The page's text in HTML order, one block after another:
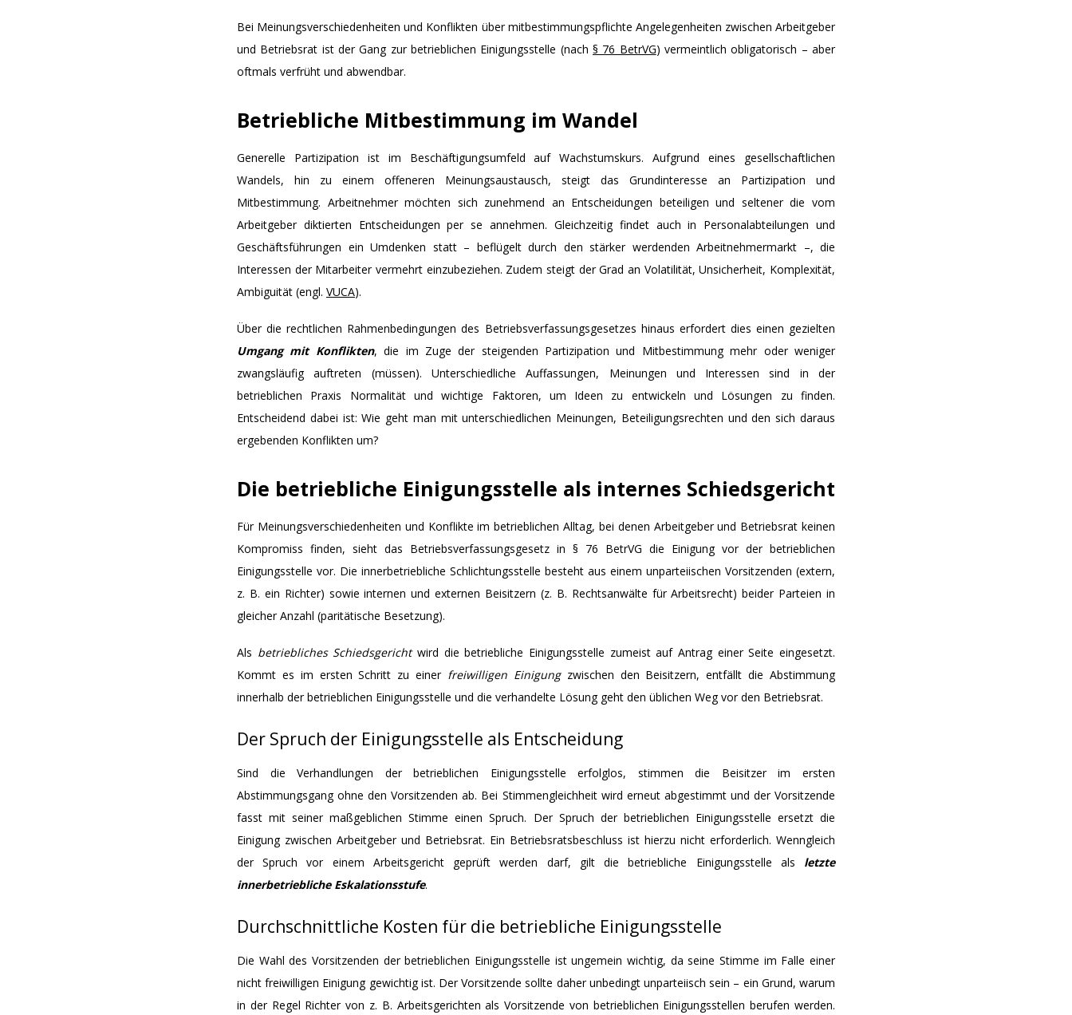
Bei Meinungsverschiedenheiten und Konflikten über mitbestimmungspflichte Angelegenheiten zwischen Arbeitgeber
und Betriebsrat ist der Gang zur betrieblichen Einigungsstelle (nach § 76 BetrVG) vermeintlich obligatorisch – aber
oftmals verfrüht und abwendbar.
Betriebliche Mitbestimmung im Wandel
Generelle Partizipation ist im Beschäftigungsumfeld auf Wachstumskurs. Aufgrund eines gesellschaftlichen
Wandels, hin zu einem offeneren Meinungsaustausch, steigt das Grundinteresse an Partizipation und
Mitbestimmung. Arbeitnehmer möchten sich zunehmend an Entscheidungen beteiligen und seltener die vom
Arbeitgeber diktierten Entscheidungen per se annehmen. Gleichzeitig findet auch in Personalabteilungen und
Geschäftsführungen ein Umdenken statt – beflügelt durch den stärker werdenden Arbeitnehmermarkt –, die
Interessen der Mitarbeiter vermehrt einzubeziehen. Zudem steigt der Grad an Volatilität, Unsicherheit, Komplexität,
Ambiguität (engl. VUCA).
Über die rechtlichen Rahmenbedingungen des Betriebsverfassungsgesetzes hinaus erfordert dies einen gezielten
Umgang mit Konflikten, die im Zuge der steigenden Partizipation und Mitbestimmung mehr oder weniger
zwangsläufig auftreten (müssen). Unterschiedliche Auffassungen, Meinungen und Interessen sind in der
betrieblichen Praxis Normalität und wichtige Faktoren, um Ideen zu entwickeln und Lösungen zu finden.
Entscheidend dabei ist: Wie geht man mit unterschiedlichen Meinungen, Beteiligungsrechten und den sich daraus
ergebenden Konflikten um?
Die betriebliche Einigungsstelle als internes Schiedsgericht
Für Meinungsverschiedenheiten und Konflikte im betrieblichen Alltag, bei denen Arbeitgeber und Betriebsrat keinen
Kompromiss finden, sieht das Betriebsverfassungsgesetz in § 76 BetrVG die Einigung vor der betrieblichen
Einigungsstelle vor. Die innerbetriebliche Schlichtungsstelle besteht aus einem unparteiischen Vorsitzenden (extern,
z. B. ein Richter) sowie internen und externen Beisitzern (z. B. Rechtsanwälte für Arbeitsrecht) beider Parteien in
gleicher Anzahl (paritätische Besetzung).
Als betriebliches Schiedsgerichtwird die betriebliche Einigungsstelle zumeist auf Antrag einer Seite eingesetzt.
Kommt es im ersten Schritt zu einer freiwilligen Einigung zwischen den Beisitzern, entfällt die Abstimmung
innerhalb der betrieblichen Einigungsstelle und die verhandelte Lösung geht den üblichen Weg vor den Betriebsrat.
Der Spruch der Einigungsstelle als Entscheidung
Sind die Verhandlungen der betrieblichen Einigungsstelle erfolglos, stimmen die Beisitzer im ersten
Abstimmungsgang ohne den Vorsitzenden ab. Bei Stimmengleichheit wird erneut abgestimmt und der Vorsitzende
fasst mit seiner maßgeblichen Stimme einen Spruch. Der Spruch der betrieblichen Einigungsstelle ersetzt die
Einigung zwischen Arbeitgeber und Betriebsrat. Ein Betriebsratsbeschluss ist hierzu nicht erforderlich. Wenngleich
der Spruch vor einem Arbeitsgericht geprüft werden darf, gilt die betriebliche Einigungsstelle als letzte
innerbetriebliche Eskalationsstufe.
Durchschnittliche Kosten für die betriebliche Einigungsstelle
Die Wahl des Vorsitzenden der betrieblichen Einigungsstelle ist ungemein wichtig, da seine Stimme im Falle einer
nicht freiwilligen Einigung gewichtig ist. Der Vorsitzende sollte daher unbedingt unparteiisch sein – ein Grund, warum
in der Regel Richter von z. B. Arbeitsgerichten als Vorsitzende von betrieblichen Einigungsstellen berufen werden.